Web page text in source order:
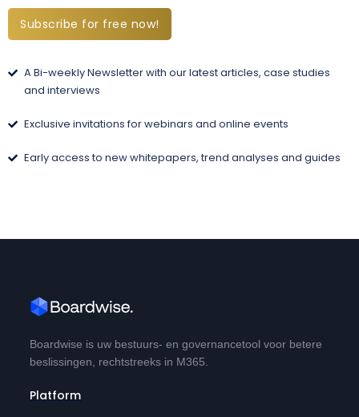
Subscribe for free now!
A Bi-weekly Newsletter with our latest articles, case studies
and interviews
Exclusive invitations for webinars and online events
Early access to new whitepapers, trend analyses and guides
Boardwise is uw bestuurs- en governancetool voor betere
beslissingen, rechtstreeks in M365.
Platform